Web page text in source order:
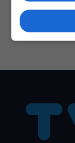
SOUTENIR